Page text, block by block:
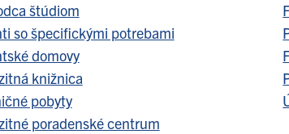
štúdiom
so špecifickými potrebami
domovy
knižnica
pobyty
poradenské centrum